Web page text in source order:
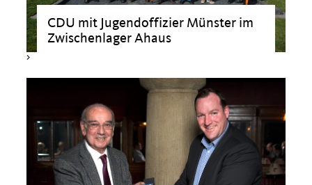
CDU mit Jugendoffizier Münster im
Zwischenlager Ahaus
>